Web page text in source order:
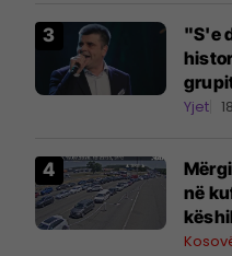
"S'e
Yjet
në